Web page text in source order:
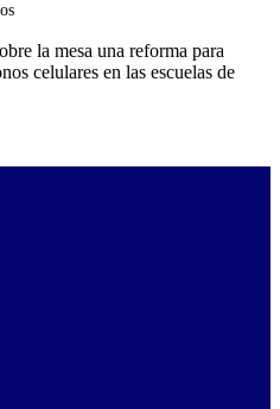
la mesa una reforma para
celulares en las escuelas de